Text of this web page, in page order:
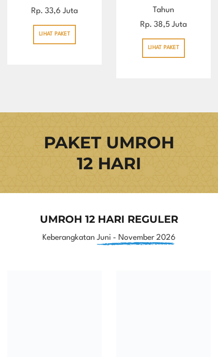
Rp. 33,6 Juta
LIHAT PAKET
Tahun
Rp. 38,5 Juta
LIHAT PAKET
PAKET UMROH
12 HARI
UMROH 12 HARI REGULER
Keberangkatan Juni - November 2026